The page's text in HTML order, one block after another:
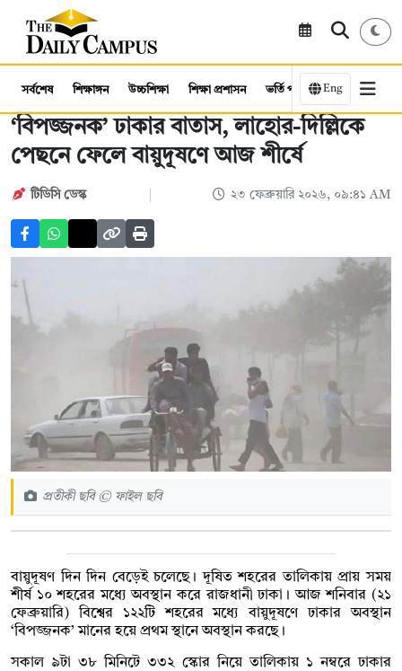
সর্বশেষ শিক্ষাঙ্গন উচ্চশিক্ষা শিক্ষা প্রশাসন ভর্তি পরীক্ষা কর্মসংস্থান
Eng
‘বিপজ্জনক’ ঢাকার বাতাস, লাহোর-দিল্লিকে
পেছনে ফেলে বায়ুদূষণে আজ শীর্ষে
টিডিসি ডেস্ক ২৩ ফেব্রুয়ারি ২০২৬, ০৯:৪১ AM
প্রতীকী ছবি © ফাইল ছবি
বায়ুদূষণ দিন দিন বেড়েই চলেছে। দূষিত শহরের তালিকায় প্রায় সময়
শীর্ষ ১০ শহরের মধ্যে অবস্থান করে রাজধানী ঢাকা। আজ শনিবার (২১
ফেব্রুয়ারি) বিশ্বের ১২২টি শহরের মধ্যে বায়ুদূষণে ঢাকার অবস্থান
‘বিপজ্জনক’ মানের হয়ে প্রথম স্থানে অবস্থান করছে।
সকাল ৯টা ৩৮ মিনিটে ৩৩২ স্কোর নিয়ে তালিকায় ১ নম্বরে ঢাকার